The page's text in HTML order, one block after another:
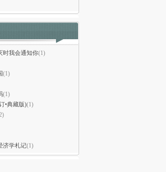
我会通知你(1)
(1)
(1)
•典藏版)(1)
济学札记(1)